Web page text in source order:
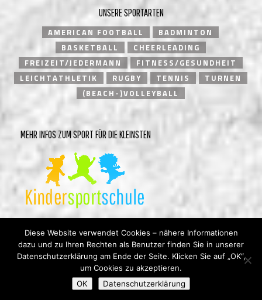
UNSERE SPORTARTEN
AMERICAN FOOTBALL
BADMINTON
BASKETBALL
CHEERLEADING
FREIZEIT/JEDERMANN
FITNESS/GESUNDHEIT
LEICHTATHLETIK
RUGBY TENNIS
TURNEN
(BEACH-)VOLLEYBALL
MEHR INFOS ZUM SPORT FÜR DIE KLEINSTEN
© Heidelberger Turnverein 1846 e.V. |Impressum
Datenschutzerklärung
Diese Website verwendet Cookies – nähere Informationen
dazu und zu Ihren Rechten als Benutzer finden Sie in unserer
Datenschutzerklärung am Ende der Seite. Klicken Sie auf „OK“,
um Cookies zu akzeptieren.
OK
Datenschutzerklärung